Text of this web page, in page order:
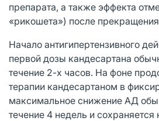
препарата, а также эффекта
«рикошета») после
Начало антигипертензивного
первой дозы кандесартана
течение 2-х часов. На фоне
терапии кандесартаном в
максимальное снижение АД
течение 4 недель и